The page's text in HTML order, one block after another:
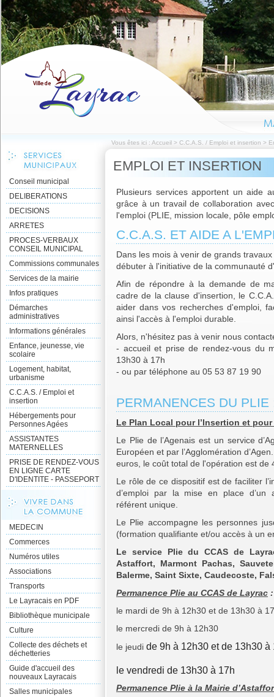
Vous êtes ici : Accueil > C.C.A.S. / Emploi et insertion >
Conseil municipal
DELIBERATIONS
DECISIONS
ARRETES
PROCES-VERBAUX
CONSEIL MUNICIPAL
Commissions communales
Services de la mairie
Infos pratiques
Démarches
administratives
Informations générales
Enfance, jeunesse, vie
scolaire
Logement, habitat,
urbanisme
C.C.A.S. / Emploi et
insertion
Hébergements pour
Personnes Agées
ASSISTANTES
MATERNELLES
PRISE DE RENDEZ-VOUS
EN LIGNE CARTE
D'IDENTITE - PASSEPORT
MEDECIN
Commerces
Numéros utiles
Associations
Transports
Le Layracais en PDF
Bibliothèque municipale
Culture
Collecte des déchets et
déchetteries
Guide d'accueil des
nouveaux Layracais
Salles municipales
EMPLOI ET INSERTION
Plusieurs services apportent un aide
grâce à un travail de collaboration
l'emploi (PLIE, mission locale, pôle
C.C.A.S. ET AIDE A
Dans les mois à venir de grands
débuter à l'initiative de la communauté
Afin de répondre à la demande de
cadre de la clause d'insertion, le
aider dans vos recherches d'emploi,
ainsi l'accès à l'emploi durable.
Alors, n'hésitez pas à venir nous
- accueil et prise de rendez-vous du
13h30 à 17h
- ou par téléphone au 05 53 87 19 90
PERMANENCES DU PLIE
Le Plan Local pour l’Insertion et pour
Le Plie de l’Agenais est un service
Européen et par l’Agglomération
euros, le coût total de l'opération est de
Le rôle de ce dispositif est de faciliter
d’emploi par la mise en place d’un
référent unique.
Le Plie accompagne les personnes
(formation qualifiante et/ou accès à un
Le service Plie du CCAS de
Astaffort, Marmont Pachas,
Balerme, Saint Sixte, Caudecoste,
Permanence Plie au CCAS de Layrac :
le mardi de 9h à 12h30 et de 13h30 à
le mercredi de 9h à 12h30
le jeudi de 9h à 12h30 et de 13h30 à
le vendredi de 13h30 à 17h
Permanence Plie à la Mairie